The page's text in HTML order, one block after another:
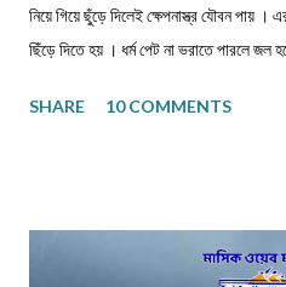
নিয়ে গিয়ে ছুঁড়ে দিলেই ক্ষেপনাস্ত্র যৌবন পায়
ছিঁড়ে দিতে হয় । ধর্ম পেট না ভরাতে পারলে জল
মনোত্তমা ঝরা-ঘাম শিউলি... দিনশেষে পাতে
SHARE 10 COMMENTS